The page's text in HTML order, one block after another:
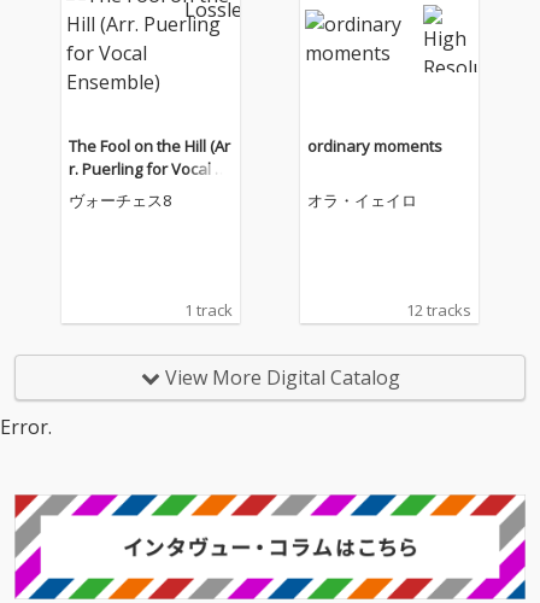
The Fool on the Hill (Ar
r. Puerling for Vocal En
semble)
ヴォーチェス8
1 track
ordinary moments
オラ・イェイロ
12 tracks
View More Digital Catalog
Error.